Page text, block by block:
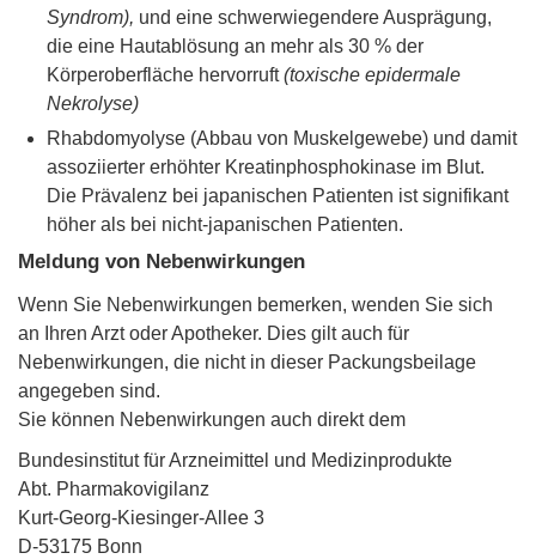
Syndrom), und eine schwerwiegendere Ausprägung,
die eine Hautablösung an mehr als 30 % der
Körperoberfläche hervorruft(toxische epidermale
Nekrolyse)
Rhabdomyolyse (Abbau von Muskelgewebe) und damit
assoziierter erhöhter Kreatinphosphokinase im Blut.
Die Prävalenz bei japanischen Patienten ist signifikant
höher als bei nicht-japanischen Patienten.
Meldung von Nebenwirkungen
Wenn Sie Nebenwirkungen bemerken, wenden Sie sich
an Ihren Arzt oder Apotheker. Dies gilt auch für
Nebenwirkungen, die nicht in dieser Packungsbeilage
angegeben sind.
Sie können Nebenwirkungen auch direkt dem
Bundesinstitut für Arzneimittel und Medizinprodukte
Abt. Pharmakovigilanz
Kurt-Georg-Kiesinger-Allee 3
D-53175 Bonn